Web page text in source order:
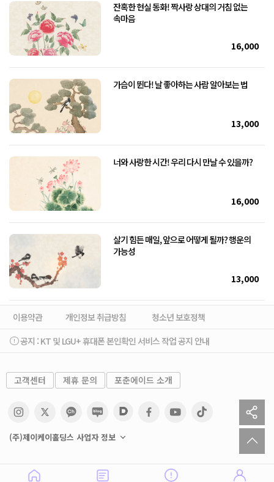
잔혹한 현실 동화! 짝사랑 상대의 거침 없는
속마음
16,000
가슴이 뛴다! 날 좋아하는 사람 알아보는 법
13,000
너와 사랑한 시간! 우리 다시 만날 수 있을까?
16,000
살기 힘든 매일, 앞으로 어떻게 될까? 행운의
가능성
13,000
이용약관 개인정보 취급방침
청소년 보호정책
공지 : KT 및 LGU+ 휴대폰 본인확인 서비스 작업 공지 안내
고객센터 제휴 문의 포춘에이드 소개
(주)제이케이홀딩스 사업자 정보